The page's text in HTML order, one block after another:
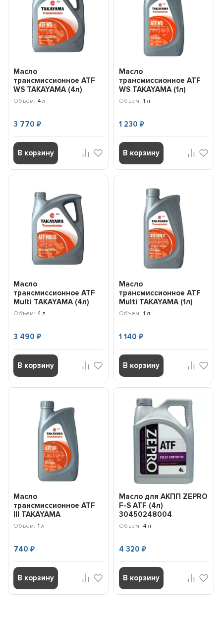
Масло
трансмиссионное ATF
WS TAKAYAMA (4л)
100757
Объем: 4 л
3 770₽
В корзину
Масло
трансмиссионное ATF
WS TAKAYAMA (1л)
101423
Объем: 1 л
1 230 ₽
В корзину
Масло
трансмиссионное ATF
Multi TAKAYAMA (4л)
100480
Объем: 4 л
3 490₽
В корзину
Масло
трансмиссионное ATF
Multi TAKAYAMA (1л)
101941
Объем: 1 л
1 140 ₽
В корзину
Масло
трансмиссионное ATF
lll TAKAYAMA
Transmission (1л) 100452
Объем: 1 л
740₽
В корзину
Масло для АКПП ZEPRO
F-S ATF (4л)
30450248004
Объем: 4 л
4 320 ₽
В корзину